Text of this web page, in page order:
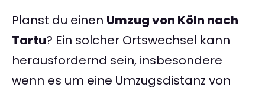
Planst du einen Umzug von Köln nach
Tartu? Ein solcher Ortswechsel kann
herausfordernd sein, insbesondere
wenn es um eine Umzugsdistanz von